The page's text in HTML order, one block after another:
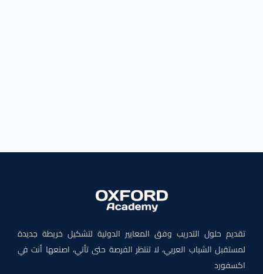
تقديم حلول التدريب وفق المعايير الدولية لتشكيل خريطة جديدة
لمستقبل الشباب العربي، لا تنتظر الفرصة حتى تأتي، اصنعها أنت في
اكسفورد